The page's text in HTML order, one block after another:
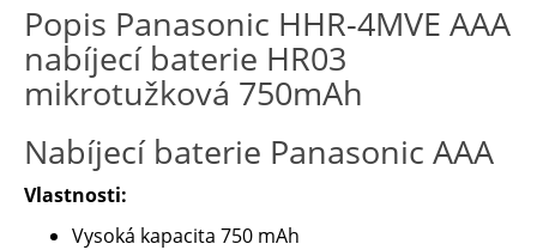
Popis Panasonic HHR-4MVE AAA
nabíjecí baterie HR03
mikrotužková 750mAh
Nabíjecí baterie Panasonic AAA
Vlastnosti:
Vysoká kapacita 750 mAh